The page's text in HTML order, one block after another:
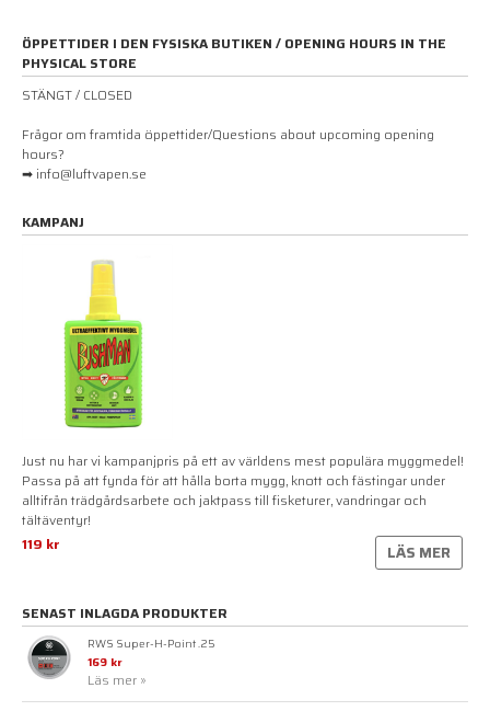
ÖPPETTIDER I DEN FYSISKA BUTIKEN / OPENING HOURS IN THE
PHYSICAL STORE
STÄNGT / CLOSED
Frågor om framtida öppettider/Questions about upcoming opening
hours?
➡ info@luftvapen.se
KAMPANJ
Just nu har vi kampanjpris på ett av världens mest populära myggmedel!
Passa på att fynda för att hålla borta mygg, knott och fästingar under
alltifrån trädgårdsarbete och jaktpass till fisketurer, vandringar och
tältäventyr!
119 kr
LÄS MER
SENAST INLAGDA PRODUKTER
RWS Super-H-Point .25
169 kr
Läs mer »